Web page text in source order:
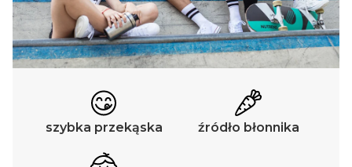
szybka przekąska źródło błonnika